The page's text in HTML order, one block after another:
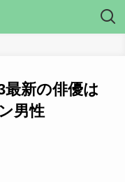
新の俳優は
男性